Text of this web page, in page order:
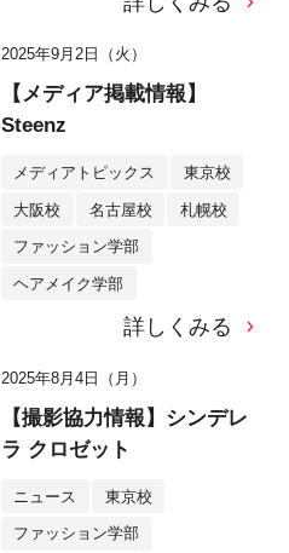
2025年9月2日（火）
【メディア掲載情報】
Steenz
メディアトピックス 東京校
大阪校 名古屋校 札幌校
ファッション学部
ヘアメイク学部
詳しくみる
2025年8月4日（月）
【撮影協力情報】シンデレ
ラ クロゼット
ニュース 東京校
ファッション学部